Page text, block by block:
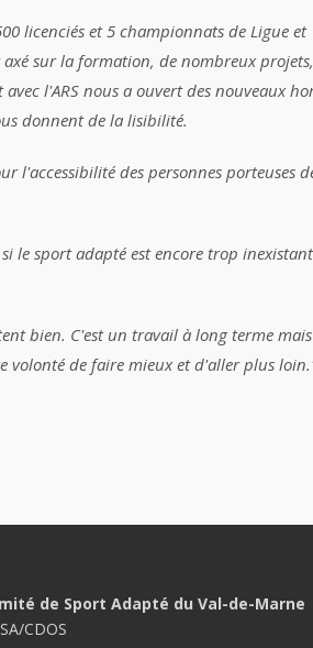
licenciés et 5 championnats de Ligue et
sur la formation, de nombreux
l'ARS nous a ouvert des nouveaux
donnent de la lisibilité.
l'accessibilité des personnes porteuses
le sport adapté est encore trop
bien. C'est un travail à long terme
volonté de faire mieux et d'aller plus
de Sport Adapté du Val-de-Marne
CDOS